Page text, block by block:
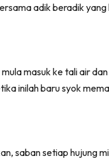
adik beradik
mula masuk ke tali air
inilah baru syok
saban setiap hujung